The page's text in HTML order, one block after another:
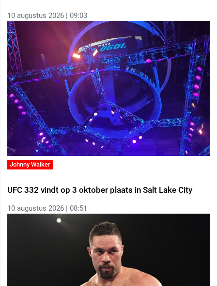
10 augustus 2026 | 09:03
Johnny Walker
UFC 332 vindt op 3 oktober plaats in Salt Lake City
10 augustus 2026 | 08:51